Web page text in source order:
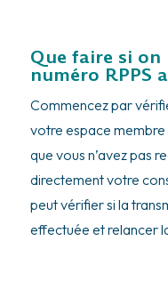
Que faire si on
numéro RPPS
Commencez par
votre espace membre
que vous n’avez pas
directement votre
peut vérifier si la
effectuée et relancer